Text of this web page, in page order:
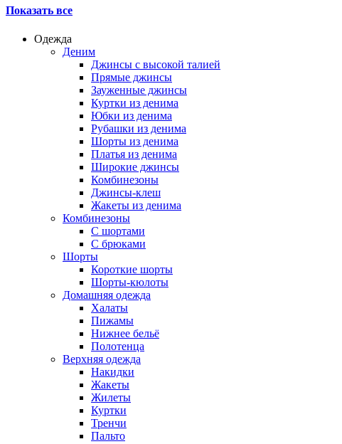
Показать все
Одежда
Деним
Джинсы с высокой талией
Прямые джинсы
Зауженные джинсы
Куртки из денима
Юбки из денима
Рубашки из денима
Шорты из денима
Платья из денима
Широкие джинсы
Комбинезоны
Джинсы-клеш
Жакеты из денима
Комбинезоны
С шортами
С брюками
Шорты
Короткие шорты
Шорты-кюлоты
Домашняя одежда
Халаты
Пижамы
Нижнее бельё
Полотенца
Верхняя одежда
Накидки
Жакеты
Жилеты
Куртки
Тренчи
Пальто